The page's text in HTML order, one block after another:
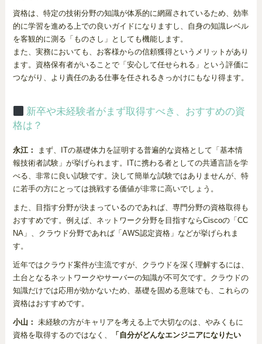
資格は、特定の技術分野の知識が体系的に網羅されているため、効率
的に学習を進める上での良いガイドになりますし、自身の知識レベル
を客観的に測る「ものさし」としても機能します。
また、実務においても、お客様からの信頼獲得というメリットがあり
ます。資格保有者がいることで「安心して任せられる」という評価に
つながり、より責任のある仕事を任されるきっかけにもなり得ます。
新卒や未経験者がまず取得すべき、おすすめの資
格は？
永江：
まず、ITの基礎体力を証明する普遍的な資格として「基本情
報技術者試験」が挙げられます。ITに携わる者としての共通言語を学
べる、非常に良い試験です。決して簡単な試験ではありませんが、特
に若手の方にとっては挑戦する価値が非常に高いでしょう。
また、目指す分野が決まっているのであれば、専門分野の資格取得も
おすすめです。例えば、ネットワーク分野を目指すならCiscoの「CC
NA」、クラウド分野であれば「AWS認定資格」などが挙げられま
す。
近年ではクラウド案件が主流ですが、クラウドを深く理解するには、
土台となるネットワークやサーバーの知識が不可欠です。クラウドの
知識だけでは応用が効かないため、基礎を固める意味でも、これらの
資格はおすすめです。
小山： 未経験の方がキャリアを考える上で大切なのは、やみくもに
資格を取得するのではなく、
「自分がどんなエンジニアになりたい